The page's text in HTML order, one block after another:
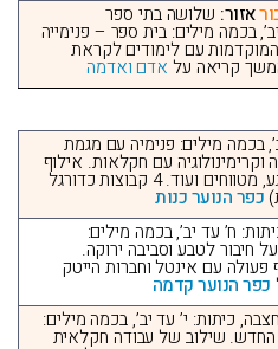
אזור: שלושה בתי ספר
בכמה מילים: בית ספר – פנימייה
עם לימודים לקראת
קריאה על אדם ואדמה
בכמה מילים: פנימיה עם מגמת
עם חקלאות. אילוף
כלבים, רכיבה על סוסים, קרב מגע, מטווחים ועוד. 4 קבוצות כדורגל
כפר הנוער כנות
ח’ עד יב’, בכמה מילים:
חיבור לטבע וסביבה ירוקה.
פעולה עם אינטל וחברות הייטק
כפר הנוער קדמה
כיתות: י’ עד יב’, בכמה מילים:
החדש. שילוב של עבודה חקלאית